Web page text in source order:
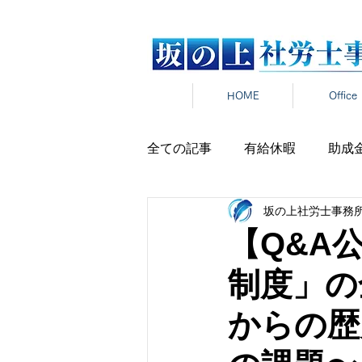
HOME Office
全ての記事 有給休暇 助成
労働時間 雇用契約
雇用保険 新卒 報道
パワハラ セクハラ
【Q&A
制度」
からの
坂の上社労士事務